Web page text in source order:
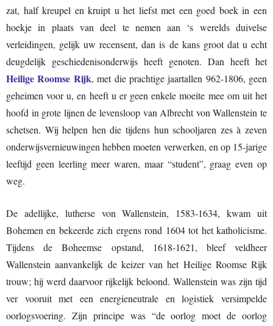
zat, half kreupel en kruipt u het liefst met een goed boek in een
hoekje in plaats van deel te nemen aan ‘s werelds duivelse
verleidingen, gelijk uw recensent, dan is de kans groot dat u echt
deugdelijk geschiedenisonderwijs heeft genoten. Dan heeft het
Heilige Roomse Rijk, met die prachtige jaartallen 962-1806, geen
geheimen voor u, en heeft u er geen enkele moeite mee om uit het
hoofd in grote lijnen de levensloop van Albrecht von Wallenstein te
schetsen. Wij helpen hen die tijdens hun schooljaren zes à zeven
onderwijsvernieuwingen hebben moeten verwerken, en op 15-jarige
leeftijd geen leerling meer waren, maar “student”, graag even op
weg.
De adellijke, lutherse von Wallenstein, 1583-1634, kwam uit
Bohemen en bekeerde zich ergens rond 1604 tot het katholicisme.
Tijdens de Boheemse opstand, 1618-1621, bleef veldheer
Wallenstein aanvankelijk de keizer van het Heilige Roomse Rijk
trouw; hij werd daarvoor rijkelijk beloond. Wallenstein was zijn tijd
ver vooruit met een energieneutrale en logistiek versimpelde
oorlogsvoering. Zijn principe was “de oorlog moet de oorlog